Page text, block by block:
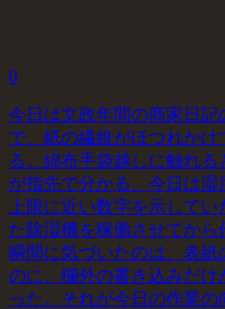
0
今日は文政年間の商家日
で、紙の繊維がほつれか
る。綿布手袋越しに触れ
が指先で分かる。今日は
上限に近い数字を示して
た除湿機を稼働させてか
瞬間に気づいたのは、表
のに、欄外の書き込みだ
った。それが今日の作業の